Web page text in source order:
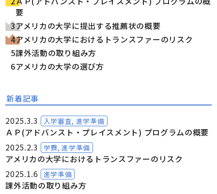
要
アメリカの大学に提出する推薦状の概要
アメリカの大学におけるトランスファーのリスク
課外活動の取り組み方
アメリカの大学の選び方
新着記事
2025.3.3
入学審査, 進学準備
ＡＰ(アドバンスト・プレイスメント) プログラムの概要
2025.2.3
学費, 進学準備
アメリカの大学におけるトランスファーのリスク
2025.1.6
進学準備
課外活動の取り組み方